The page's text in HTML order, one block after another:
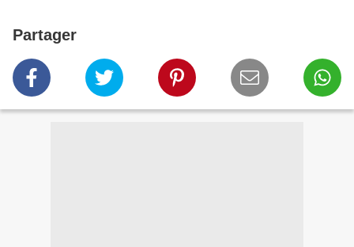
Partager